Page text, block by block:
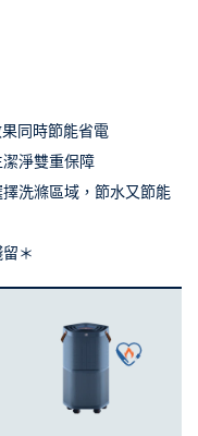
同時節能省電
淨雙重保障
洗滌區域，節水又節能
＊